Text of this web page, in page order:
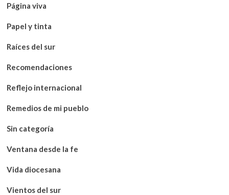
Página viva
Papel y tinta
Raíces del sur
Recomendaciones
Reflejo internacional
Remedios de mi pueblo
Sin categoría
Ventana desde la fe
Vida diocesana
Vientos del sur